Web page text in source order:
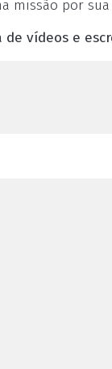
missão por
vídeos e